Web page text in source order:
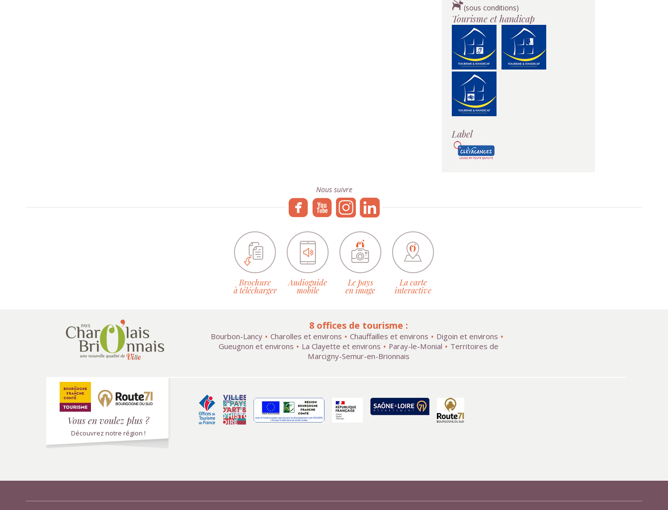
(sous conditions)
Tourisme et handicap
Label
Nous suivre
Brochure
à télécharger
Audioguide
mobile
Le pays
en image
La carte
interactive
8 offices de tourisme :
Bourbon-Lancy Charolles et environs Chauffailles et environs
Digoin et environs
Gueugnon et environs
La Clayette et environs Paray-le-Monial
Territoires de
Marcigny-Semur-en-Brionnais
Vous en voulez plus ?
Découvrez notre région !